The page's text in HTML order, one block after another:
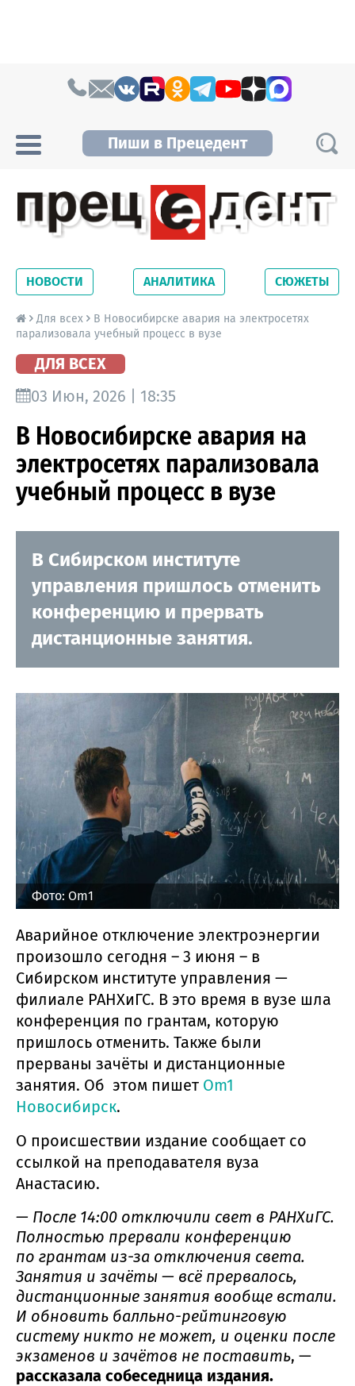
Пиши в Прецедент
Новосибирской области. Читайте свежие
новости на сайте сетевого издания
Precedent.
НОВОСТИ АНАЛИТИКА СЮЖЕТЫ
Для всех
В Новосибирске авария на электросетях
парализовала учебный процесс в вузе
ДЛЯ ВСЕХ
03 Июн, 2026 | 18:35
В Новосибирске авария на
электросетях парализовала
учебный процесс в вузе
В Сибирском институте
управления пришлось отменить
конференцию и прервать
дистанционные занятия.
Фото: Om1
Аварийное отключение электроэнергии
произошло сегодня – 3 июня – в
Сибирском институте управления —
филиале РАНХиГС. В это время в вузе шла
конференция по грантам, которую
пришлось отменить. Также были
прерваны зачёты и дистанционные
занятия. Об этом пишет Om1
Новосибирск.
О происшествии издание сообщает со
ссылкой на преподавателя вуза
Анастасию.
— После 14:00 отключили свет в РАНХиГС.
Полностью прервали конференцию
по грантам из-за отключения света.
Занятия и зачёты — всё прервалось,
дистанционные занятия вообще встали.
И обновить балльно-рейтинговую
систему никто не может, и оценки после
экзаменов и зачётов не поставить, —
рассказала собеседница издания.